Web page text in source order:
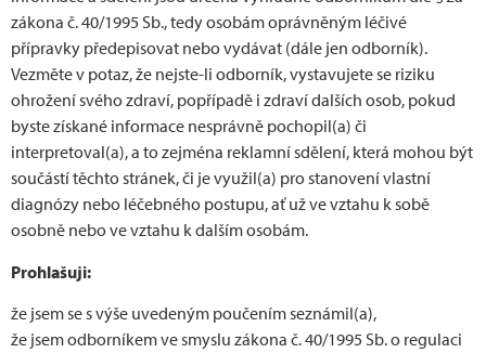
Rehabilitační program pro
nemocné se závratí a poruchou
rovnováhy
doc. MUDr. Jaroslav Jeřábek, CSc., Mgr. Ondřej Čakrt PhD.,
Helen Cohem, Ed. D., Ph.D., Neuro-ontologické centrum 1. a
Přejít k souboru »
zákona č. 40/1995 Sb., tedy osobám oprávněným léčivé
přípravky předepisovat nebo vydávat (dále jen odborník).
Vezměte v potaz, že nejste­‑li odborník, vystavujete se riziku
ohrožení svého zdraví, popřípadě i zdraví dalších osob, pokud
byste získané informace nesprávně pochopil(a) či
interpretoval(a), a to zejména reklamní sdělení, která mohou být
součástí těchto stránek, či je využil(a) pro stanovení vlastní
diagnózy nebo léčebného postupu, ať už ve vztahu k sobě
osobně nebo ve vztahu k dalším osobám.
Prohlašuji:
že jsem se s výše uvedeným poučením seznámil(a),
že jsem odborníkem ve smyslu zákona č. 40/1995 Sb. o regulaci